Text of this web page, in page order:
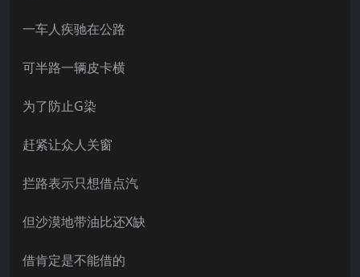
一车人疾驰在公路
可半路一辆皮卡横
为了防止G染
赶紧让众人关窗
拦路表示只想借点汽
但沙漠地带油比还X缺
借肯定是不能借的